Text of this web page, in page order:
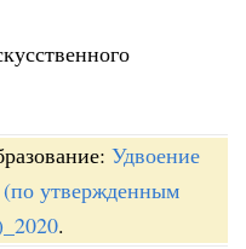
Удвоение
(по утвержденным
.